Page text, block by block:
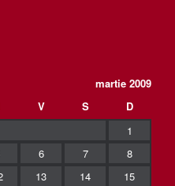
martie 2009
V S
D
1
6 7
8
13 14
15